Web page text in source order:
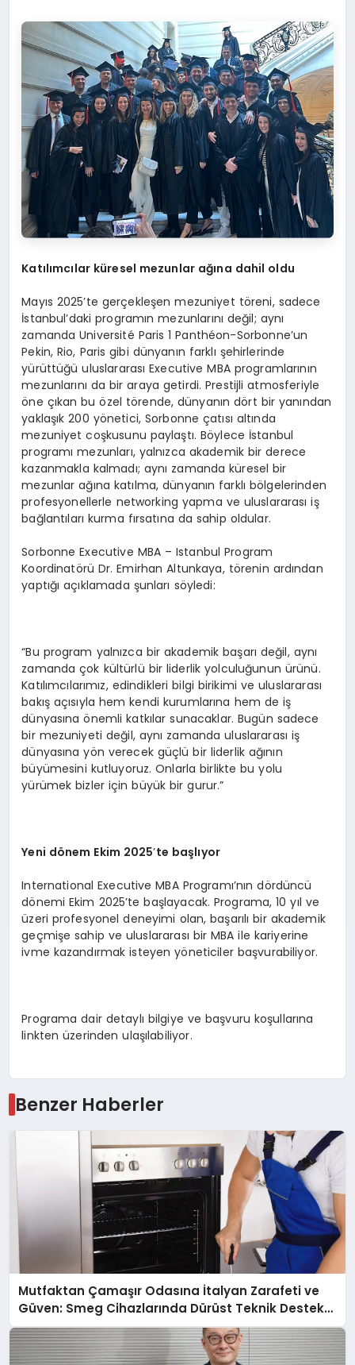
Katılımcılar küresel mezunlar ağına dahil oldu
Mayıs 2025’te gerçekleşen mezuniyet töreni, sadece
İstanbul’daki programın mezunlarını değil; aynı
zamanda Université Paris 1 Panthéon-Sorbonne’un
Pekin, Rio, Paris gibi dünyanın farklı şehirlerinde
yürüttüğü uluslararası Executive MBA programlarının
mezunlarını da bir araya getirdi. Prestijli atmosferiyle
öne çıkan bu özel törende, dünyanın dört bir yanından
yaklaşık 200 yönetici, Sorbonne çatısı altında
mezuniyet coşkusunu paylaştı. Böylece İstanbul
programı mezunları, yalnızca akademik bir derece
kazanmakla kalmadı; aynı zamanda küresel bir
mezunlar ağına katılma, dünyanın farklı bölgelerinden
profesyonellerle networking yapma ve uluslararası iş
bağlantıları kurma fırsatına da sahip oldular.
Sorbonne Executive MBA – Istanbul Program
Koordinatörü Dr. Emirhan Altunkaya, törenin ardından
yaptığı açıklamada şunları söyledi:
“Bu program yalnızca bir akademik başarı değil, aynı
zamanda çok kültürlü bir liderlik yolculuğunun ürünü.
Katılımcılarımız, edindikleri bilgi birikimi ve uluslararası
bakış açısıyla hem kendi kurumlarına hem de iş
dünyasına önemli katkılar sunacaklar. Bugün sadece
bir mezuniyeti değil, aynı zamanda uluslararası iş
dünyasına yön verecek güçlü bir liderlik ağının
büyümesini kutluyoruz. Onlarla birlikte bu yolu
yürümek bizler için büyük bir gurur.”
Yeni dönem Ekim 2025’te başlıyor
International Executive MBA Programı’nın dördüncü
dönemi Ekim 2025’te başlayacak. Programa, 10 yıl ve
üzeri profesyonel deneyimi olan, başarılı bir akademik
geçmişe sahip ve uluslararası bir MBA ile kariyerine
ivme kazandırmak isteyen yöneticiler başvurabiliyor.
Programa dair detaylı bilgiye ve başvuru koşullarına
linkten üzerinden ulaşılabiliyor.
Benzer Haberler
Mutfaktan Çamaşır Odasına İtalyan Zarafeti ve
Güven: Smeg Cihazlarında Dürüst Teknik Destek
Deneyimi